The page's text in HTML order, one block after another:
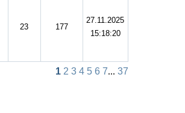
23 177
27.11.2025
15:18:20
1 2 3 4 5 6 7... 37